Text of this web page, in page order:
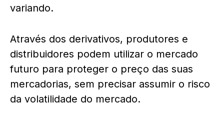
variando.
Através dos derivativos, produtores e
distribuidores podem utilizar o mercado
futuro para proteger o preço das suas
mercadorias, sem precisar assumir o risco
da volatilidade do mercado.